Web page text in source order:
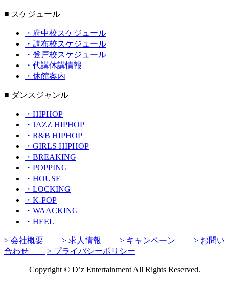
■ スケジュール
・府中校スケジュール
・調布校スケジュール
・登戸校スケジュール
・代講休講情報
・休館案内
■ ダンスジャンル
・HIPHOP
・JAZZ HIPHOP
・R&B HIPHOP
・GIRLS HIPHOP
・BREAKING
・POPPING
・HOUSE
・LOCKING
・K-POP
・WAACKING
・HEEL
> 会社概要 > 求人情報 > キャンペーン
> お問い
合わせ
> プライバシーポリシー
Copyright © D’z Entertainment All Rights Reserved.